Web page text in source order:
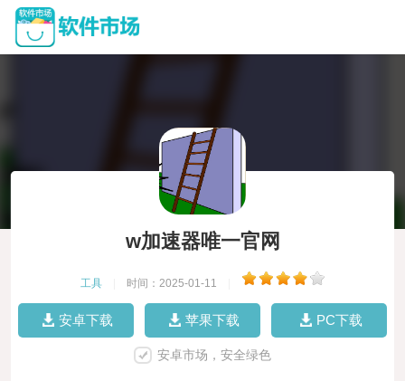
w加速器唯一官网
工具 时间：2025-01-11
安卓下载 苹果下载 PC下载
安卓市场，安全绿色